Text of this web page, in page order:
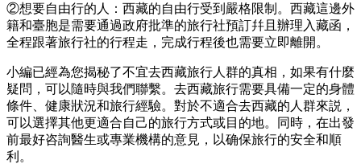
②想要自由行的人：西藏的自由行受到嚴格限制。西藏這邊外
籍和臺胞是需要通過政府批準的旅行社預訂幷且辦理入藏函，
全程跟著旅行社的行程走，完成行程後也需要立即離開。
小編已經為您揭秘了不宜去西藏旅行人群的真相，如果有什麼
疑問，可以隨時與我們聯繫。去西藏旅行需要具備一定的身體
條件、健康狀況和旅行經驗。對於不適合去西藏的人群來説，
可以選擇其他更適合自己的旅行方式或目的地。同時，在出發
前最好咨詢醫生或專業機構的意見，以确保旅行的安全和順
利。